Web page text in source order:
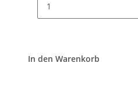
In den Warenkorb